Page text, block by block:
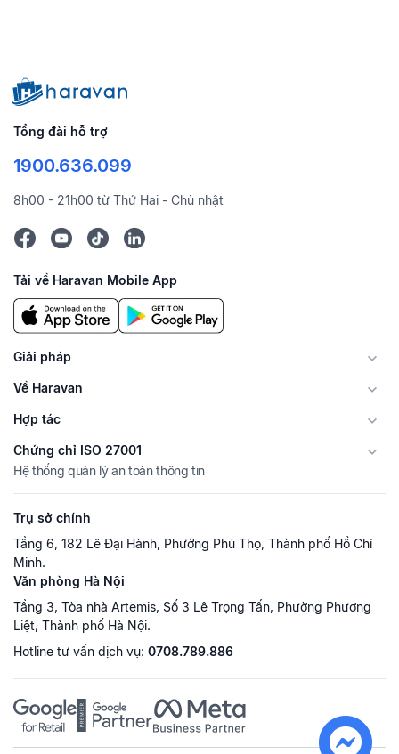
Tổng đài hỗ trợ
1900.636.099
8h00 - 21h00 từ Thứ Hai - Chủ nhật
Tải về Haravan Mobile App
Giải pháp
Về Haravan
Hợp tác
Chứng chỉ ISO 27001
Hệ thống quản lý an toàn thông tin
Trụ sở chính
Tầng 6, 182 Lê Đại Hành, Phường Phú Thọ, Thành phố Hồ Chí
Minh.
Văn phòng Hà Nội
Tầng 3, Tòa nhà Artemis, Số 3 Lê Trọng Tấn, Phường Phương
Liệt, Thành phố Hà Nội.
Hotline tư vấn dịch vụ: 0708.789.886